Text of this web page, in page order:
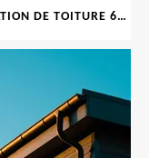
RÉPARATION DE TOITURE 69 RHONE, TUILES CASSÉES OU ABIMÉES